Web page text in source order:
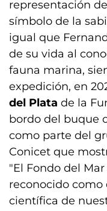
representación
símbolo de la
igual que
de su vida al
fauna marina,
expedición, en
del Plata de la
bordo del buque
como parte del
Conicet que
"El Fondo del
reconocido
científica de